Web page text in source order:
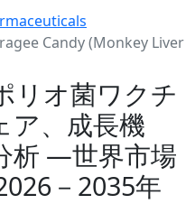
Candy (Monkey Liver
リオ菌ワクチ
ア、成長機
析 ―世界市場
－2035年